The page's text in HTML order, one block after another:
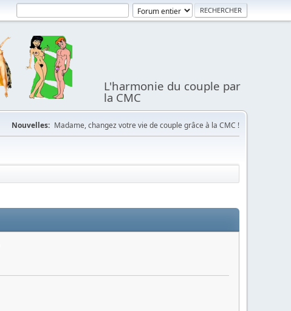
L'harmonie du couple par
la CMC
Nouvelles: Madame, changez votre vie de couple grâce à la CMC !